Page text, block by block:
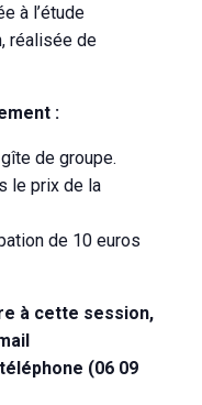
à l’étude
réalisée de
:
de groupe.
le prix de la
de 10 euros
à cette session,
(06 09